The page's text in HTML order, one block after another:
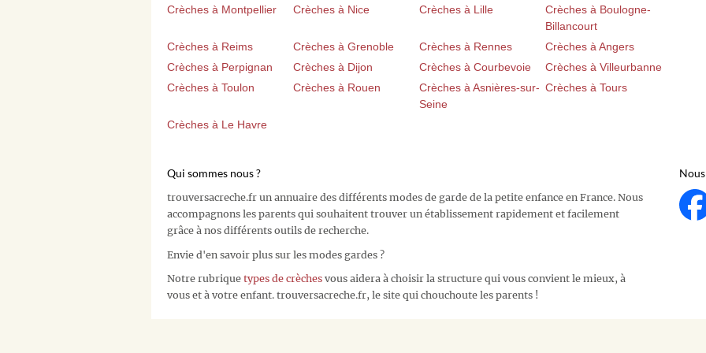
Crèches à Montpellier
Crèches à Nice Crèches à Lille
Crèches à Boulogne-
Billancourt
Crèches à Reims
Crèches à Grenoble Crèches à Rennes
Crèches à Angers
Crèches à Perpignan
Crèches à Dijon Crèches à Courbevoie
Crèches à Villeurbanne
Crèches à Toulon
Crèches à Rouen
Crèches à Asnières-sur-
Seine
Crèches à Tours
Crèches à Le Havre
Qui sommes nous ?
trouversacreche.fr un annuaire des différents modes de garde de la petite enfance en France. Nous
accompagnons les parents qui souhaitent trouver un établissement rapidement et facilement
grâce à nos différents outils de recherche.
Envie d'en savoir plus sur les modes gardes ?
Notre rubrique types de crèches vous aidera à choisir la structure qui vous convient le mieux, à
vous et à votre enfant. trouversacreche.fr, le site qui chouchoute les parents !